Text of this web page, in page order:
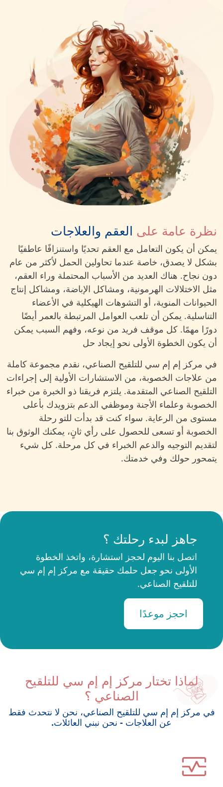
نظرة عامة على العقم والعلاجات
يمكن أن يكون التعامل مع العقم تحديًا واستنزافًا عاطفيًا
بشكل لا يصدق، خاصة عندما تحاولين الحمل لأكثر من عام
دون نجاح. هناك العديد من الأسباب المحتملة وراء العقم،
مثل الاختلالات الهرمونية، ومشاكل الإباضة، ومشاكل إنتاج
الحيوانات المنوية، أو التشوهات الهيكلية في الأعضاء
التناسلية. يمكن أن تلعب العوامل المرتبطة بالعمر أيضًا
دورًا مهمًا. كل موقف فريد من نوعه، وفهم السبب يمكن
أن يكون الخطوة الأولى نحو إيجاد حل
في مركز إم إم سي للتلقيح الصناعي، نقدم مجموعة كاملة
من علاجات الخصوبة، من الاستشارات الأولية إلى إجراءات
التلقيح الصناعي المتقدمة. يلتزم فريقنا ذو الخبرة من خبراء
الخصوبة وعلماء الأجنة وموظفي الدعم بتزويدك بأعلى
مستوى من الرعاية. سواء كنت قد بدأت للتو رحلة
الخصوبة أو تسعى للحصول على رأي ثانٍ، يمكنك الوثوق بنا
لتقديم التوجيه والدعم الخبراء في كل مرحلة. كل شيء
يتمحور حولك وفي خدمتك.
جاهز لبدء رحلتك ؟
اتصل بنا اليوم لحجز استشارة، واتخذ الخطوة
الأولى نحو جعل حلمك حقيقة مع مركز إم إم سي
للتلقيح الصناعي.
احجز موعدًا
لماذا تختار مركز إم إم سي للتلقيح
الصناعي ؟
في مركز إم إم سي للتلقيح الصناعي، نحن لا نتحدث فقط
عن العلاجات - نحن نبني العائلات.